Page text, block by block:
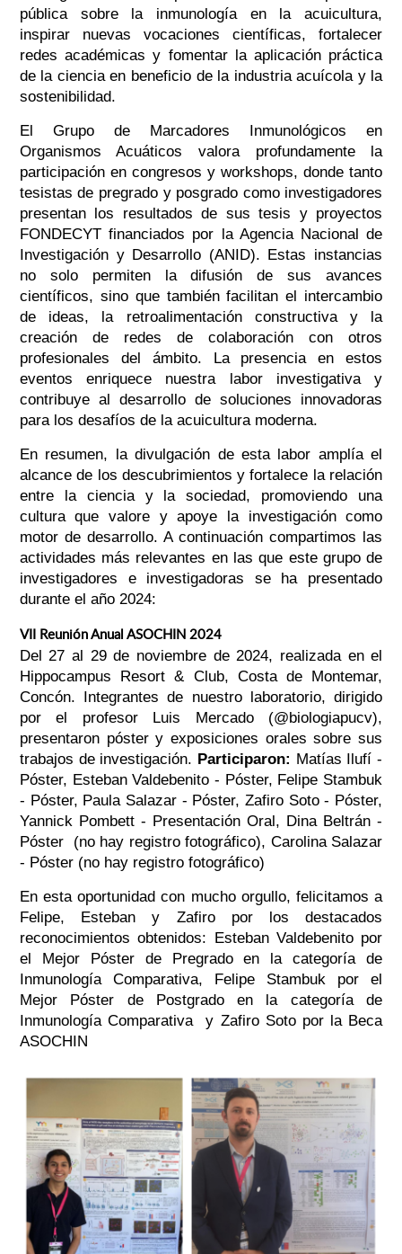
pública sobre la inmunología en la acuicultura,
inspirar nuevas vocaciones científicas, fortalecer
redes académicas y fomentar la aplicación práctica
de la ciencia en beneficio de la industria acuícola y la
sostenibilidad.
El Grupo de Marcadores Inmunológicos en
Organismos Acuáticos valora profundamente la
participación en congresos y workshops, donde tanto
tesistas de pregrado y posgrado como investigadores
presentan los resultados de sus tesis y proyectos
FONDECYT financiados por la Agencia Nacional de
Investigación y Desarrollo (ANID). Estas instancias
no solo permiten la difusión de sus avances
científicos, sino que también facilitan el intercambio
de ideas, la retroalimentación constructiva y la
creación de redes de colaboración con otros
profesionales del ámbito. La presencia en estos
eventos enriquece nuestra labor investigativa y
contribuye al desarrollo de soluciones innovadoras
para los desafíos de la acuicultura moderna.
En resumen, la divulgación de esta labor amplía el
alcance de los descubrimientos y fortalece la relación
entre la ciencia y la sociedad, promoviendo una
cultura que valore y apoye la investigación como
motor de desarrollo. A continuación compartimos las
actividades más relevantes en las que este grupo de
investigadores e investigadoras se ha presentado
durante el año 2024:
VII Reunión Anual ASOCHIN 2024
Del 27 al 29 de noviembre de 2024, realizada en el
Hippocampus Resort & Club, Costa de Montemar,
Concón. Integrantes de nuestro laboratorio, dirigido
por el profesor Luis Mercado (@biologiapucv),
presentaron póster y exposiciones orales sobre sus
trabajos de investigación. Participaron: Matías Ilufí -
Póster, Esteban Valdebenito - Póster, Felipe Stambuk
- Póster, Paula Salazar - Póster, Zafiro Soto - Póster,
Yannick Pombett - Presentación Oral, Dina Beltrán -
Póster (no hay registro fotográfico), Carolina Salazar
- Póster (no hay registro fotográfico)
En esta oportunidad con mucho orgullo, felicitamos a
Felipe, Esteban y Zafiro por los destacados
reconocimientos obtenidos: Esteban Valdebenito por
el Mejor Póster de Pregrado en la categoría de
Inmunología Comparativa, Felipe Stambuk por el
Mejor Póster de Postgrado en la categoría de
Inmunología Comparativa y Zafiro Soto por la Beca
ASOCHIN